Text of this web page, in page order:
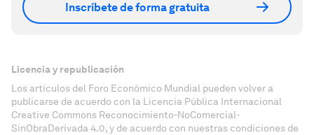
Inscríbete de forma gratuita
Licencia y republicación
Los artículos del Foro Económico Mundial pueden volver a
publicarse de acuerdo con la Licencia Pública Internacional
Creative Commons Reconocimiento-NoComercial-
SinObraDerivada 4.0, y de acuerdo con nuestras condiciones de